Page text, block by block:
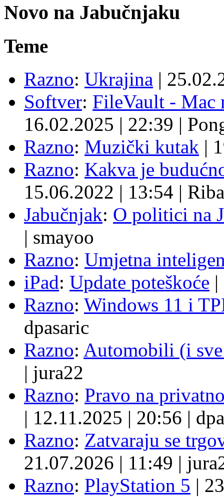
Novo na Jabučnjaku
Teme
Razno: Ukrajina |
Softver: FileVault - Mac
16.02.2025 | 22:39 |
Razno: Muzički kutak |
Razno: Kakva je
15.06.2022 | 13:54 | Riba
Jabučnjak: O politici na
| smayoo
Razno: Umjetna
iPad: Update poteškoće |
Razno: Windows 11 i
dpasaric
Razno: Automobili (i
| jura22
Razno: Pravo na
| 12.11.2025 | 20:56 |
Razno: Zatvaraju se
21.07.2026 | 11:49 |
Razno: PlayStation 5 |